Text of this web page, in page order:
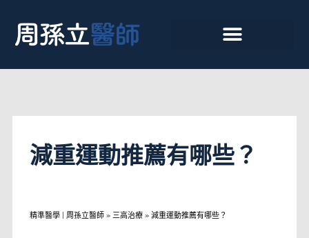
減重運動推薦有哪些？
精準醫學 | 周孫立醫師 » 三高治療 » 減重運動推薦有哪些？